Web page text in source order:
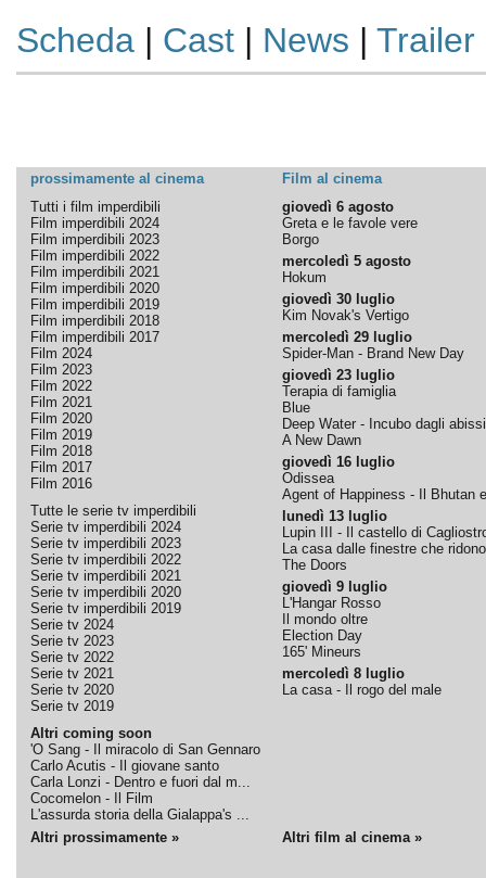
Scheda| Cast| News | Trailer
prossimamente al cinema
Film al cinema
Tutti i film imperdibili
Film imperdibili 2024
Film imperdibili 2023
Film imperdibili 2022
Film imperdibili 2021
Film imperdibili 2020
Film imperdibili 2019
Film imperdibili 2018
Film imperdibili 2017
Film 2024
Film 2023
Film 2022
Film 2021
Film 2020
Film 2019
Film 2018
Film 2017
Film 2016
Tutte le serie tv imperdibili
Serie tv imperdibili 2024
Serie tv imperdibili 2023
Serie tv imperdibili 2022
Serie tv imperdibili 2021
Serie tv imperdibili 2020
Serie tv imperdibili 2019
Serie tv 2024
Serie tv 2023
Serie tv 2022
Serie tv 2021
Serie tv 2020
Serie tv 2019
Altri coming soon
'O Sang - Il miracolo di San Gennaro
Carlo Acutis - Il giovane santo
Carla Lonzi - Dentro e fuori dal m...
Cocomelon - Il Film
L'assurda storia della Gialappa's ...
giovedì 6 agosto
Greta e le favole vere
Borgo
mercoledì 5 agosto
Hokum
giovedì 30 luglio
Kim Novak's Vertigo
mercoledì 29 luglio
Spider-Man - Brand New Day
giovedì 23 luglio
Terapia di famiglia
Blue
Deep Water - Incubo dagli abissi
A New Dawn
giovedì 16 luglio
Odissea
Agent of Happiness - Il Bhutan
lunedì 13 luglio
Lupin III - Il castello di
La casa dalle finestre che ridono
The Doors
giovedì 9 luglio
L'Hangar Rosso
Il mondo oltre
Election Day
165' Mineurs
mercoledì 8 luglio
La casa - Il rogo del male
Altri prossimamente » Altri film al cinema »